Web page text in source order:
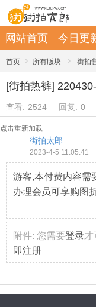
网站首页 今日更
首页 › 所有版块 › 街拍
[街拍热裤]
查看: 2524 回复: 0
点击重新加载
街拍太郎
2023-4-5 11:05:41
游客,本付费内容需
办理会员可享购图
附件: 您需要登录才
即注册